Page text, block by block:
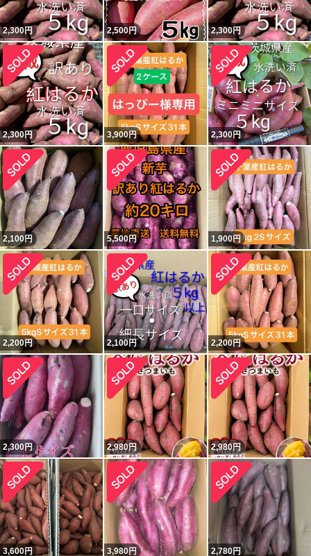
2,300円 2,500円 2,300円
2,300円 3,900円 2,300円
2,100円 5,500円 1,900円
2,200円 2,100円 2,200円
2,300円 2,980円 2,980円
3,600円 3,980円 2,780円